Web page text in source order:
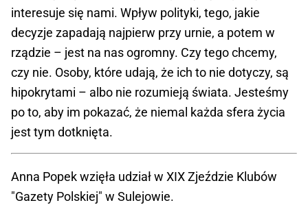
interesuje się nami. Wpływ polityki, tego, jakie
decyzje zapadają najpierw przy urnie, a potem w
rządzie – jest na nas ogromny. Czy tego chcemy,
czy nie. Osoby, które udają, że ich to nie dotyczy, są
hipokrytami – albo nie rozumieją świata. Jesteśmy
po to, aby im pokazać, że niemal każda sfera życia
jest tym dotknięta.
Anna Popek wzięła udział w XIX Zjeździe Klubów
"Gazety Polskiej" w Sulejowie.